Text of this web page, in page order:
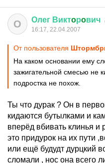
О Олег Виктoрoвич
16:17, 22.04.2007
От пользователя
На каком основании ему
зажигательной смесью не
подростка не похож.
Ты что дурак ? Он в
кидаются бутылками и
вперёд вбивать клинья и
это придурок на их пути
или ещё будудт дурцкий
сломали , нос она всего